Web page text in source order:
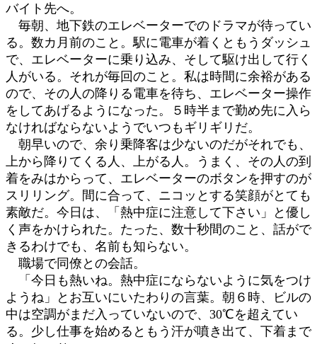
バイト先へ。
毎朝、地下鉄のエレベーターでのドラマが待ってい
る。数カ月前のこと。駅に電車が着くともうダッシュ
で、エレベーターに乗り込み、そして駆け出して行く
人がいる。それが毎回のこと。私は時間に余裕がある
ので、その人の降りる電車を待ち、エレベーター操作
をしてあげるようになった。５時半まで勤め先に入ら
なければならないようでいつもギリギリだ。
朝早いので、余り乗降客は少ないのだがそれでも、
上から降りてくる人、上がる人。うまく、その人の到
着をみはからって、エレベーターのボタンを押すのが
スリリング。間に合って、ニコッとする笑顔がとても
素敵だ。今日は、「熱中症に注意して下さい」と優し
く声をかけられた。たった、数十秒間のこと、話がで
きるわけでも、名前も知らない。
職場で同僚との会話。
「今日も熱いね。熱中症にならないように気をつけ
ようね」とお互いにいたわりの言葉。朝６時、ビルの
中は空調がまだ入っていないので、30℃を超えてい
る。少し仕事を始めるともう汗が噴き出て、下着まで